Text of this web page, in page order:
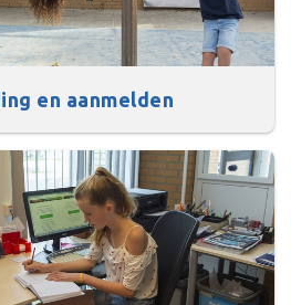
en aanmelden